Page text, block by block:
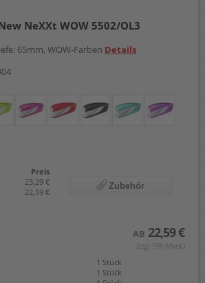
NeXXt WOW 5502/OL3
65mm, WOW-Farben Details
Preis
23,29 €
22,59 €
Zubehör
AB 22,59 €
(zzgl. 19% Mwst.)
1 Stück
1 Stück